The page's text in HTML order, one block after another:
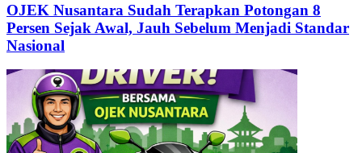
OJEK Nusantara Sudah Terapkan Potongan 8
Persen Sejak Awal, Jauh Sebelum Menjadi Standar
Nasional